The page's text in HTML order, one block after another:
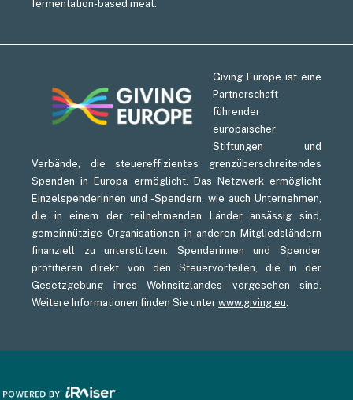
fermentation-based meat.
Giving Europe ist eine
Partnerschaft
führender
europäischer
Stiftungen und
Verbände, die steuereffizientes grenzüberschreitendes
Spenden in Europa ermöglicht. Das Netzwerk ermöglicht
Einzelspenderinnen und -Spendern, wie auch Unternehmen,
die in einem der teilnehmenden Länder ansässig sind,
gemeinnützige Organisationen in anderen Mitgliedsländern
finanziell zu unterstützen. Spenderinnen und Spender
profitieren direkt von den Steuervorteilen, die in der
Gesetzgebung ihres Wohnsitzlandes vorgesehen sind.
Weitere Informationen finden Sie unter www.giving.eu.